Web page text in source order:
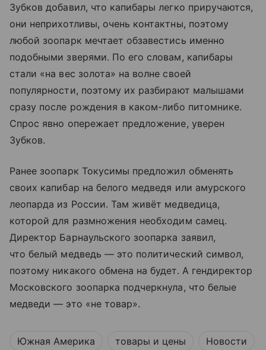
Зубков добавил, что капибары легко приручаются,
они неприхотливы, очень контактны, поэтому
любой зоопарк мечтает обзавестись именно
подобными зверями. По его словам, капибары
стали «на вес золота» на волне своей
популярности, поэтому их разбирают малышами
сразу после рождения в каком-либо питомнике.
Спрос явно опережает предложение, уверен
Зубков.
Ранее зоопарк Токусимы предложил обменять
своих капибар на белого медведя или амурского
леопарда из России. Там живёт медведица,
которой для размножения необходим самец.
Директор Барнаульского зоопарка заявил,
что белый медведь — это политический символ,
поэтому никакого обмена на будет. А гендиректор
Московского зоопарка подчеркнула, что белые
медведи — это «не товар».
Южная Америка товары и цены Новости